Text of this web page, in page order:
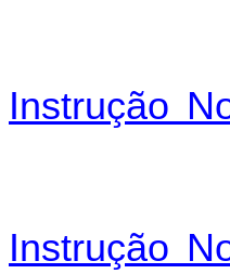
Instrução
Instrução